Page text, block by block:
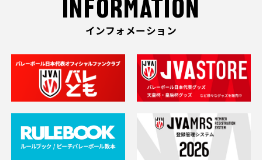
INFORMATION
インフォメーション